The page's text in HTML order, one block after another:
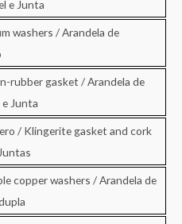
e Junta
washers / Arandela de
rubber gasket / Arandela de
Junta
/ Klingerite gasket and cork
copper washers / Arandela de